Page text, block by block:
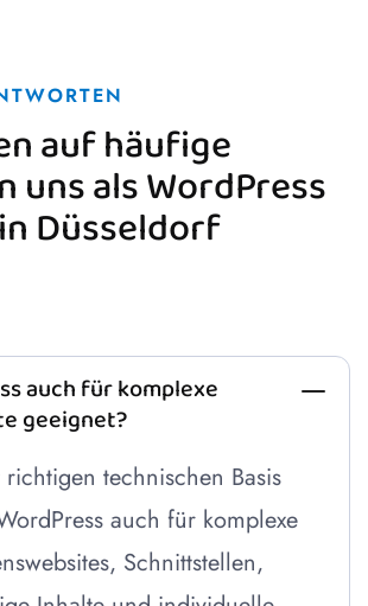
auf häufige
uns als WordPress
Düsseldorf
auch für komplexe
geeignet?
technischen Basis
auch für komplexe
Schnittstellen,